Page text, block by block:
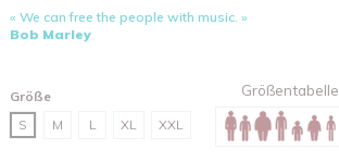
« We can free the people with music. »
Bob Marley
Größe
S
M L XL XXL
Größentabelle